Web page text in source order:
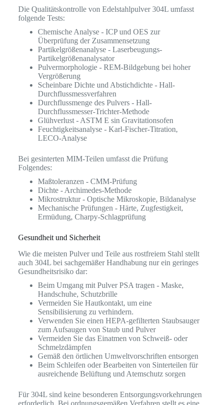
Die Qualitätskontrolle von Edelstahlpulver 304L umfasst
folgende Tests:
Chemische Analyse - ICP und OES zur
Überprüfung der Zusammensetzung
Partikelgrößenanalyse - Laserbeugungs-
Partikelgrößenanalysator
Pulvermorphologie - REM-Bildgebung bei hoher
Vergrößerung
Scheinbare Dichte und Abstichdichte - Hall-
Durchflussmessverfahren
Durchflussmenge des Pulvers - Hall-
Durchflussmesser-Trichter-Methode
Glühverlust - ASTM E sin Gravitationsofen
Feuchtigkeitsanalyse - Karl-Fischer-Titration,
LECO-Analyse
Bei gesinterten MIM-Teilen umfasst die Prüfung
Folgendes:
Maßtoleranzen - CMM-Prüfung
Dichte - Archimedes-Methode
Mikrostruktur - Optische Mikroskopie, Bildanalyse
Mechanische Prüfungen - Härte, Zugfestigkeit,
Ermüdung, Charpy-Schlagprüfung
Gesundheit und Sicherheit
Wie die meisten Pulver und Teile aus rostfreiem Stahl stellt
auch 304L bei sachgemäßer Handhabung nur ein geringes
Gesundheitsrisiko dar:
Beim Umgang mit Pulver PSA tragen - Maske,
Handschuhe, Schutzbrille
Vermeiden Sie Hautkontakt, um eine
Sensibilisierung zu verhindern.
Verwenden Sie einen HEPA-gefilterten Staubsauger
zum Aufsaugen von Staub und Pulver
Vermeiden Sie das Einatmen von Schweiß- oder
Schmelzdämpfen
Gemäß den örtlichen Umweltvorschriften entsorgen
Beim Schleifen oder Bearbeiten von Sinterteilen für
ausreichende Belüftung und Atemschutz sorgen
Für 304L sind keine besonderen Entsorgungsvorkehrungen
erforderlich. Bei ordnungsgemäßen Verfahren stellt es eine